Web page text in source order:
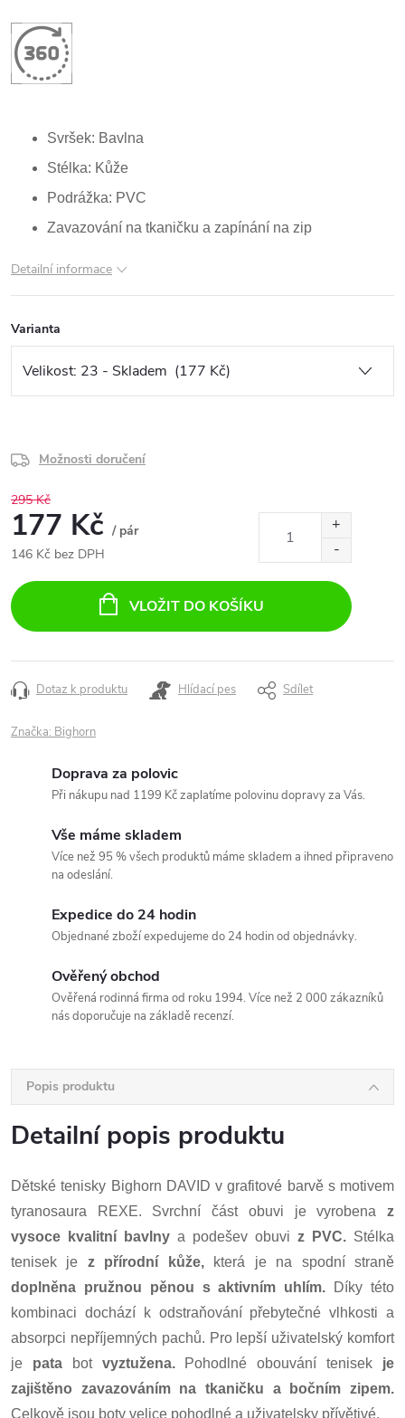
Svršek: Bavlna
Stélka: Kůže
Podrážka: PVC
Zavazování na tkaničku a zapínání na zip
Detailní informace
Varianta
Možnosti doručení
295 Kč
177 Kč / pár
146 Kč bez DPH
cena:
VLOŽIT DO KOŠÍKU
Dotaz k produktu Hlídací pes Sdílet
Značka: Bighorn
Doprava za polovic
Při nákupu nad 1199 Kč zaplatíme polovinu dopravy za Vás.
Vše máme skladem
Více než 95 % všech produktů máme skladem a ihned připraveno
na odeslání.
Expedice do 24 hodin
Objednané zboží expedujeme do 24 hodin od objednávky.
Ověřený obchod
Ověřená rodinná firma od roku 1994. Více než 2 000 zákazníků
nás doporučuje na základě recenzí.
Popis produktu
Detailní popis produktu
Dětské tenisky Bighorn DAVID v grafitové barvě s motivem
tyranosaura REXE. Svrchní část obuvi je vyrobena z
vysoce kvalitní bavlny a podešev obuvi z PVC. Stélka
tenisek je z přírodní kůže,která je na spodní straně
doplněna pružnou pěnou s aktivním uhlím.
Díky této
kombinaci dochází k odstraňování přebytečné vlhkosti a
absorpci nepříjemných pachů. Pro lepší uživatelský komfort
je pata botvyztužena. Pohodlné obouvání tenisek je
zajištěno zavazováním na tkaničku a bočním zipem.
Celkově jsou boty velice pohodlné a uživatelsky přívětivé.